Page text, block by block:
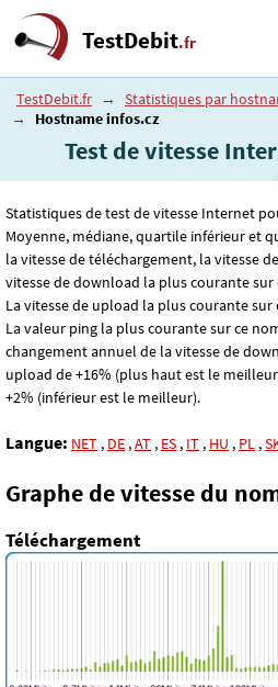
TestDebit.fr
TestDebit.fr → Statistiques par
→
Hostname infos.cz
Test de vitesse
Statistiques de test de vitesse Internet
Moyenne, médiane, quartile inférieur et
la vitesse de téléchargement, la vitesse
vitesse de download la plus courante
La vitesse de upload la plus courante
La valeur ping la plus courante sur ce
changement annuel de la vitesse de
upload de +16% (plus haut est le
+2% (inférieur est le meilleur).
Langue: NET , DE ,AT , ES , IT , HU , PL ,
Graphe de vitesse du
Téléchargement